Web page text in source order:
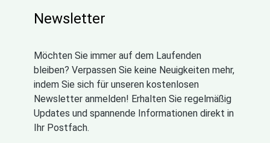
Newsletter
Möchten Sie immer auf dem Laufenden
bleiben? Verpassen Sie keine Neuigkeiten mehr,
indem Sie sich für unseren kostenlosen
Newsletter anmelden! Erhalten Sie regelmäßig
Updates und spannende Informationen direkt in
Ihr Postfach.